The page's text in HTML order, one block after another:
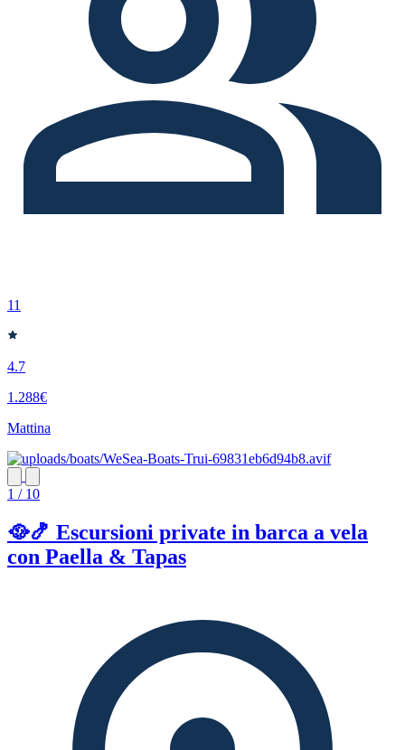
11
4.7
1.288€
Mattina
1 / 10
🥘🍤 Escursioni private in barca a vela
con Paella & Tapas